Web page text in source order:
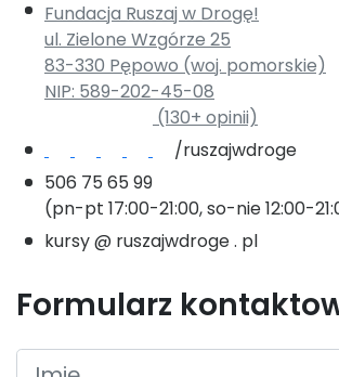
Fundacja Ruszaj w Drogę!
ul. Zielone Wzgórze 25
83-330 Pępowo (woj. pomorskie)
NIP: 589-202-45-08
(130+ opinii)
Ruszaj w Drogę na Facebooku
Ruszaj w Drogę na Instagramie
Ruszaj w Drogę na
Ruszaj w Drogę na
Podcast Ruszaj w
/ruszajwdroge
506 75 65 99
(pn-pt 17:00-21:00, so-nie 12:00-
kursy @ ruszajwdroge . pl
Formularz